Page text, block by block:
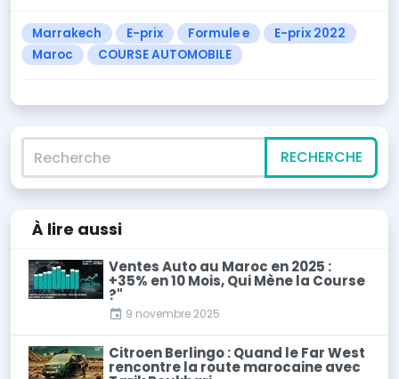
Marrakech E-prix Formule e
E-prix 2022
Maroc
COURSE AUTOMOBILE
Recherche
RECHERCHE
À lire aussi
Ventes Auto au Maroc en 2025 :
+35% en 10 Mois, Qui Mène la Course
?"
9 novembre 2025
Citroen Berlingo : Quand le Far West
rencontre la route marocaine avec